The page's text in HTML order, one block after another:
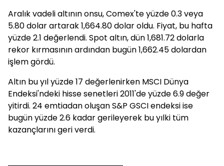
Aralık vadeli altının onsu, Comex'te yüzde 0.3 veya
5.80 dolar artarak 1,664.80 dolar oldu. Fiyat, bu hafta
yüzde 2.1 değerlendi. Spot altın, dün 1,681.72 dolarla
rekor kırmasının ardından bugün 1,662.45 dolardan
işlem gördü.
Altın bu yıl yüzde 17 değerlenirken MSCI Dünya
Endeksi'ndeki hisse senetleri 2011'de yüzde 6.9 değer
yitirdi. 24 emtiadan oluşan S&P GSCI endeksi ise
bugün yüzde 2.6 kadar gerileyerek bu yılki tüm
kazançlarını geri verdi.